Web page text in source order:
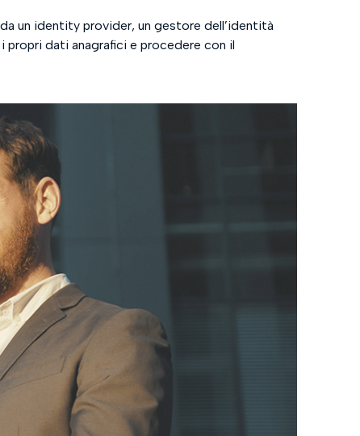
un identity provider, un gestore dell’identità
dati anagrafici e procedere con il